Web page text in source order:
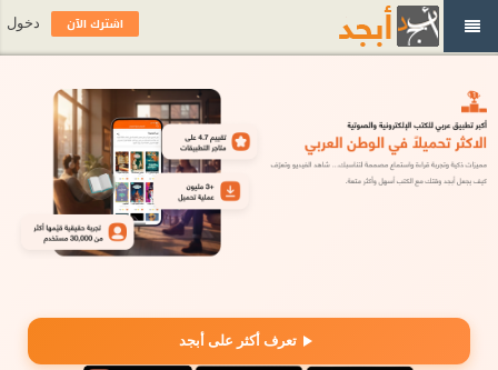
تعرف أكثر على أبجد
اشترك الآن دخول